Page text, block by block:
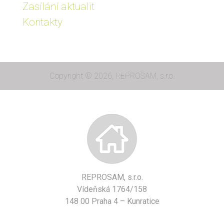
Zasílání aktualit
Kontakty
Copyright © 2026, REPROSAM, s.r.o.
REPROSAM, s.r.o.
Vídeňská 1764/158
148 00 Praha 4 – Kunratice